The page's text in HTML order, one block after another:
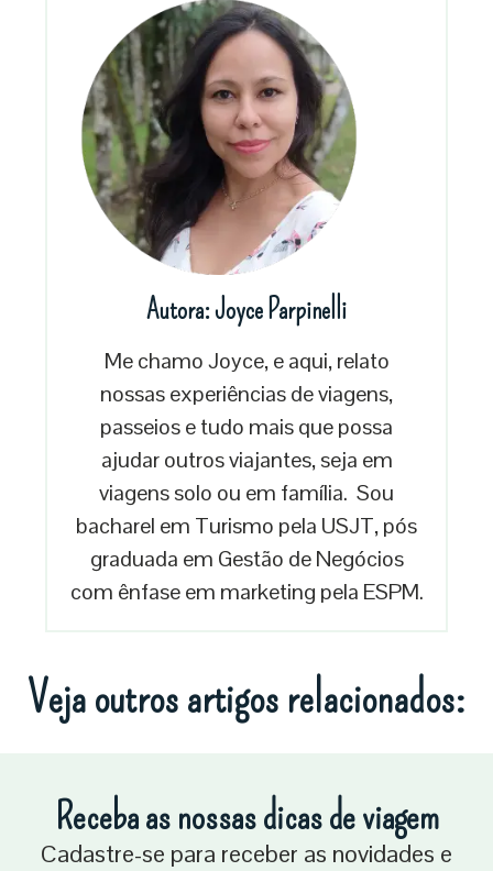
Autora: Joyce Parpinelli
Me chamo Joyce, e aqui, relato
nossas experiências de viagens,
passeios e tudo mais que possa
ajudar outros viajantes, seja em
viagens solo ou em família. Sou
bacharel em Turismo pela USJT, pós
graduada em Gestão de Negócios
com ênfase em marketing pela ESPM.
Veja outros artigos relacionados:
Receba as nossas dicas de viagem
Cadastre-se para receber as novidades e